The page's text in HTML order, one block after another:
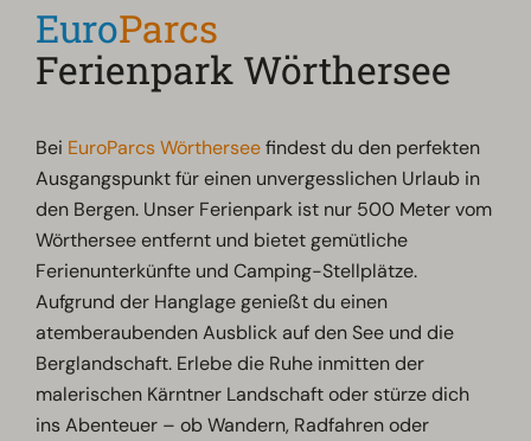
EuroParcs
Ferienpark Wörthersee
Bei EuroParcs Wörtherseefindest du den perfekten
Ausgangspunkt für einen unvergesslichen Urlaub in
den Bergen. Unser Ferienpark ist nur 500 Meter vom
Wörthersee entfernt und bietet gemütliche
Ferienunterkünfte und Camping-Stellplätze.
Aufgrund der Hanglage genießt du einen
atemberaubenden Ausblick auf den See und die
Berglandschaft. Erlebe die Ruhe inmitten der
malerischen Kärntner Landschaft oder stürze dich
ins Abenteuer – ob Wandern, Radfahren oder